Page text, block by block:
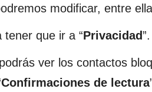
modificar, entre
tener que ir a “Privacidad”.
ver los contactos
Confirmaciones de lectura